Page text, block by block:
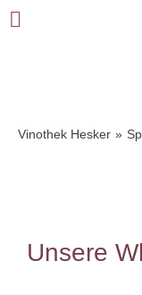
Vinothek Hesker
Unsere